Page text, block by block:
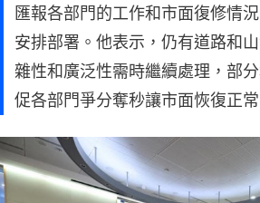
匯報各部門的工作和市面復修情
安排部署。他表示，仍有道路和
雜性和廣泛性需時繼續處理，部
促各部門爭分奪秒讓市面恢復正常